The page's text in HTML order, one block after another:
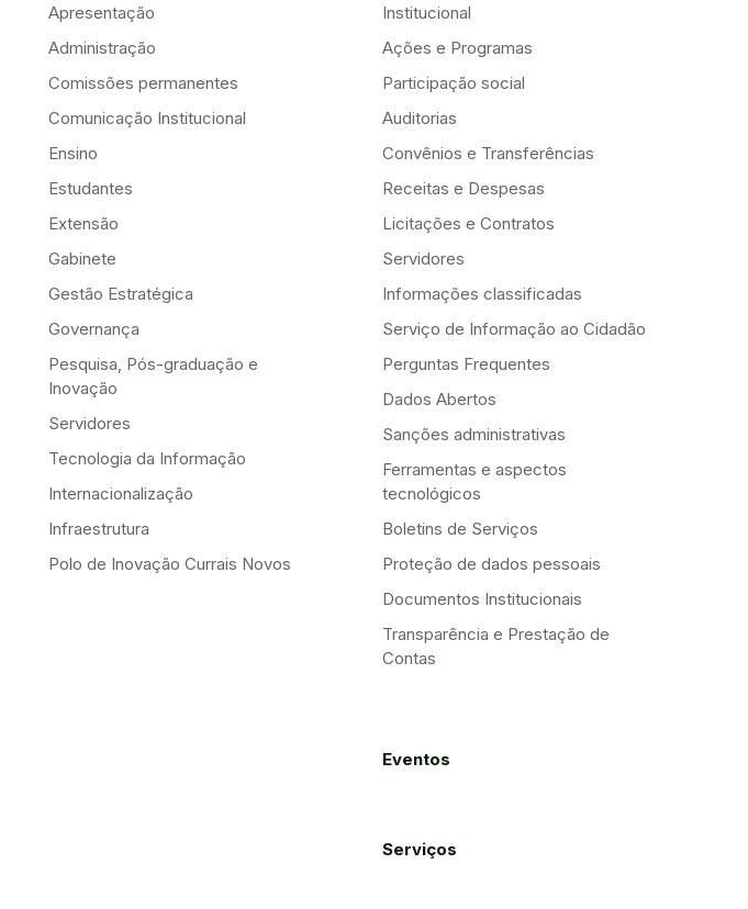
Apresentação
Administração
Comissões permanentes
Comunicação Institucional
Ensino
Estudantes
Extensão
Gabinete
Gestão Estratégica
Governança
Pesquisa, Pós-graduação e
Inovação
Servidores
Tecnologia da Informação
Internacionalização
Infraestrutura
Polo de Inovação Currais Novos
Institucional
Ações e Programas
Participação social
Auditorias
Convênios e Transferências
Receitas e Despesas
Licitações e Contratos
Servidores
Informações classificadas
Serviço de Informação ao Cidadão
Perguntas Frequentes
Dados Abertos
Sanções administrativas
Ferramentas e aspectos
tecnológicos
Boletins de Serviços
Proteção de dados pessoais
Documentos Institucionais
Transparência e Prestação de
Contas
Eventos
Serviços